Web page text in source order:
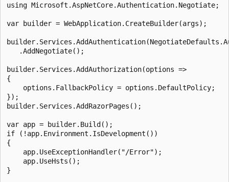
using Microsoft.AspNetCore.Authentication.Negotiate;
var builder = WebApplication.CreateBuilder(args);
   .AddNegotiate();
builder.Services.AddAuthorization(options =>
{
    options.FallbackPolicy = options.DefaultPolicy;
});
builder.Services.AddRazorPages();
var app = builder.Build();
if (!app.Environment.IsDevelopment())
{
    app.UseExceptionHandler("/Error");
    app.UseHsts();
}